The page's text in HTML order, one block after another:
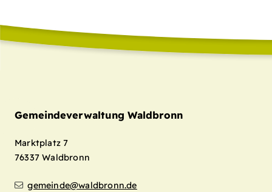
Gemeindeverwaltung Waldbronn
Marktplatz 7
76337 Waldbronn
gemeinde@waldbronn.de